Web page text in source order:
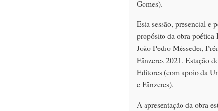
Gomes).
Esta sessão, presencial e
propósito da obra
João Pedro Mésseder,
Fânzeres 2021. Estação
Editores (com apoio da
e Fânzeres).
A apresentação da obra